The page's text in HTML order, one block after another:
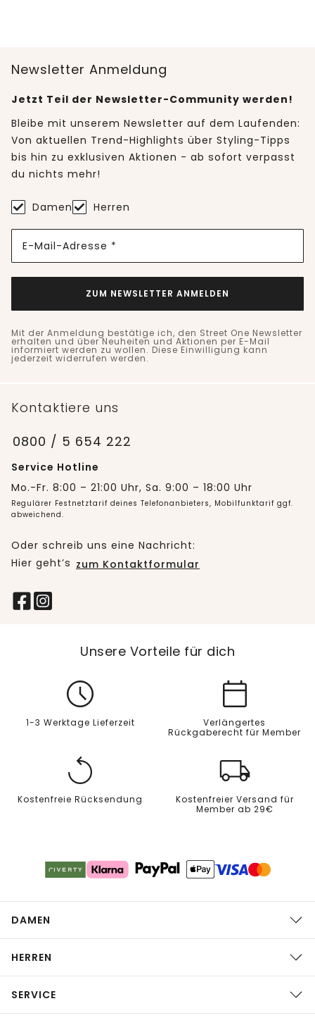
Newsletter Anmeldung
Jetzt Teil der Newsletter-Community werden!
Bleibe mit unserem Newsletter auf dem Laufenden:
Von aktuellen Trend-Highlights über Styling-Tipps
bis hin zu exklusiven Aktionen - ab sofort verpasst
du nichts mehr!
Damen Herren
E-Mail-Adresse *
ZUM NEWSLETTER ANMELDEN
Mit der Anmeldung bestätige ich, den Street One Newsletter
erhalten und über Neuheiten und Aktionen per E-Mail
informiert werden zu wollen. Diese Einwilligung kann
jederzeit widerrufen werden.
Kontaktiere uns
0800 / 5 654 222
Service Hotline
Mo.-Fr. 8:00 – 21:00 Uhr, Sa. 9:00 – 18:00 Uhr
Regulärer Festnetztarif deines Telefonanbieters, Mobilfunktarif ggf.
abweichend.
Oder schreib uns eine Nachricht:
Hier geht’s zum Kontaktformular
Unsere Vorteile für dich
1-3 Werktage Lieferzeit
Verlängertes
Rückgaberecht für Member
Kostenfreie Rücksendung
Kostenfreier Versand für
Member ab 29€
DAMEN
HERREN
SERVICE